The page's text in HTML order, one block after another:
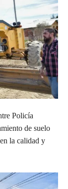
Policía
de suelo
la calidad y